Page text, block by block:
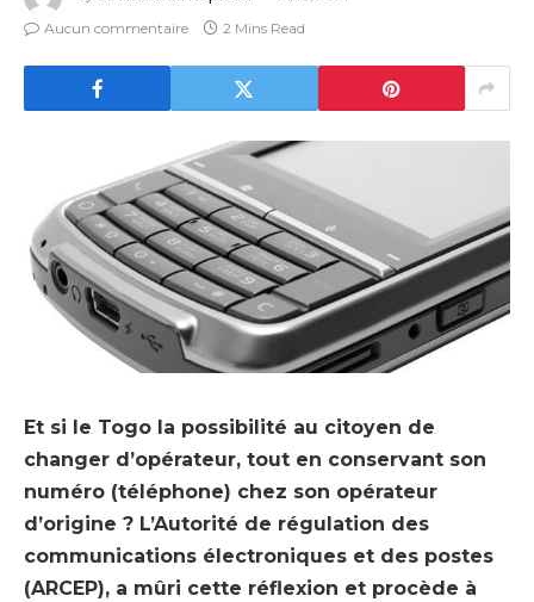
Aucun commentaire
2 Mins Read
Et si le Togo la possibilité au citoyen de
changer d’opérateur, tout en conservant son
numéro (téléphone) chez son opérateur
d’origine ? L’Autorité de régulation des
communications électroniques et des postes
(ARCEP), a mûri cette réflexion et procède à